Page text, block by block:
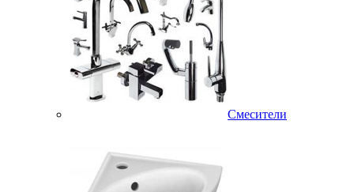
Смесители